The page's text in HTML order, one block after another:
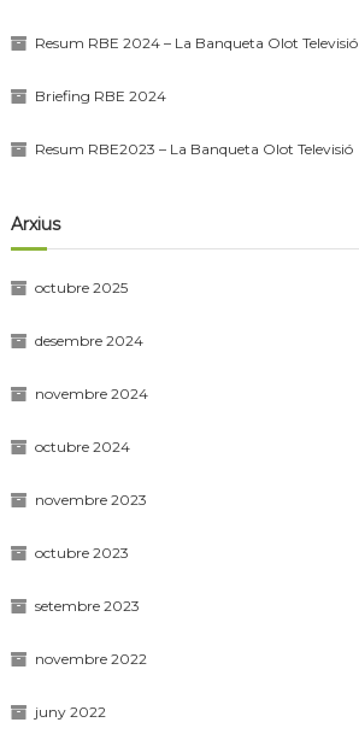
Resum RBE 2024 – La Banqueta Olot Televisió
Briefing RBE 2024
Resum RBE2023 – La Banqueta Olot Televisió
Arxius
octubre 2025
desembre 2024
novembre 2024
octubre 2024
novembre 2023
octubre 2023
setembre 2023
novembre 2022
juny 2022